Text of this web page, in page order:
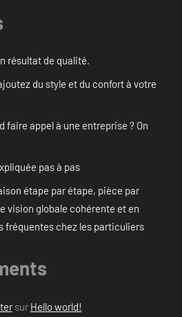
résultat de qualité.
du style et du confort à votre
faire appel à une entreprise ? On
pas à pas
étape par étape, pièce par
vision globale cohérente et en
fréquentes chez les particuliers
sur Hello world!